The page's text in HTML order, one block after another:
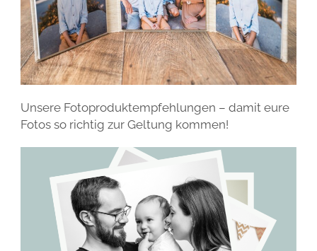
KOLLODIUMFOTOGRAFIE
FOTOPRODUKTE
WEITEREMPFEHLUNG
STERNENKINDFOTOGRAFIE
MEHR VON ERIS …
WIDERRUFSBELEHRUNG
DATENSCHUTZ
Unsere Fotoproduktempfehlungen – damit eure
Fotos so richtig zur Geltung kommen!​